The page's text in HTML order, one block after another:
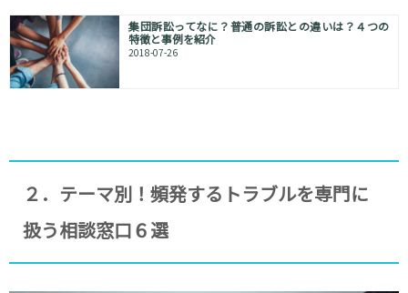
集団訴訟ってなに？普通の訴訟との違いは？４つの
特徴と事例を紹介
2018-07-26
２．テーマ別！頻発するトラブルを専門に
扱う相談窓口６選